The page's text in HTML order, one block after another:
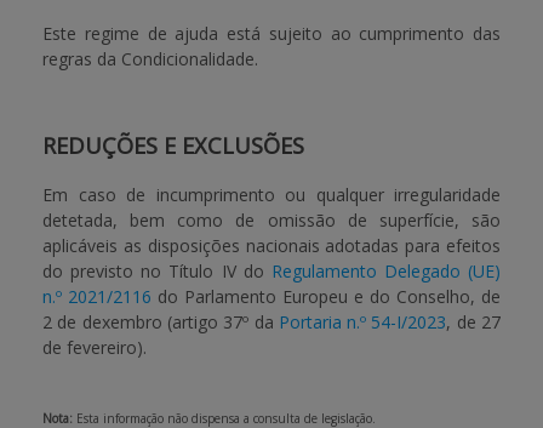
Este regime de ajuda está sujeito ao cumprimento das
regras da Condicionalidade.
REDUÇÕES E EXCLUSÕES
Em caso de incumprimento ou qualquer irregularidade
detetada, bem como de omissão de superfície, são
aplicáveis as disposições nacionais adotadas para efeitos
do previsto no Título IV do Regulamento Delegado (UE)
n.º 2021/2116 do Parlamento Europeu e do Conselho, de
2 de dexembro (artigo 37º da Portaria n.º 54-I/2023, de 27
de fevereiro).
Nota: Esta informação não dispensa a consulta de legislação.